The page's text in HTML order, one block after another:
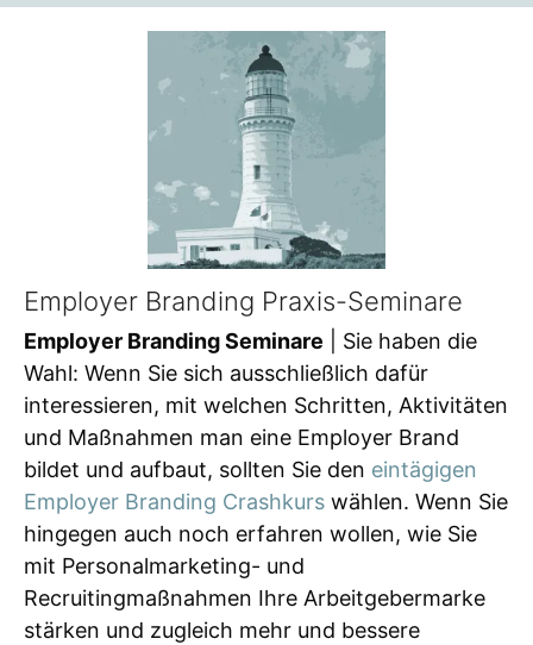
Employer Branding Praxis-Seminare
Employer Branding Seminare | Sie haben die
Wahl: Wenn Sie sich ausschließlich dafür
interessieren, mit welchen Schritten, Aktivitäten
und Maßnahmen man eine Employer Brand
bildet und aufbaut, sollten Sie den eintägigen
Employer Branding Crashkurs wählen. Wenn Sie
hingegen auch noch erfahren wollen, wie Sie
mit Personalmarketing- und
Recruitingmaßnahmen Ihre Arbeitgebermarke
stärken und zugleich mehr und bessere